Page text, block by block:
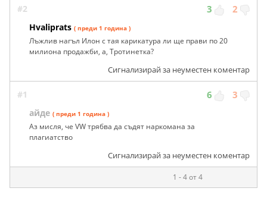
#2 3 2
Hvaliprats ( преди 1 година )
Лъжлив нагъл Илон с тая карикатура ли ще прави по 20
милиона продажби, а, Тротинетка?
Сигнализирай за неуместен коментар
#1 6 3
айде ( преди 1 година )
Аз мисля, че VW трябва да съдят наркомана за
плагиатство
Сигнализирай за неуместен коментар
1 - 4 от 4